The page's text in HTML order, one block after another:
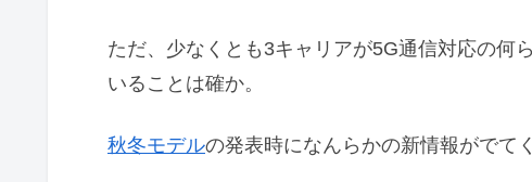
ただ、少なくとも3キャリアが5G通信対応の何
いることは確か。
秋冬モデルの発表時になんらかの新情報がでて